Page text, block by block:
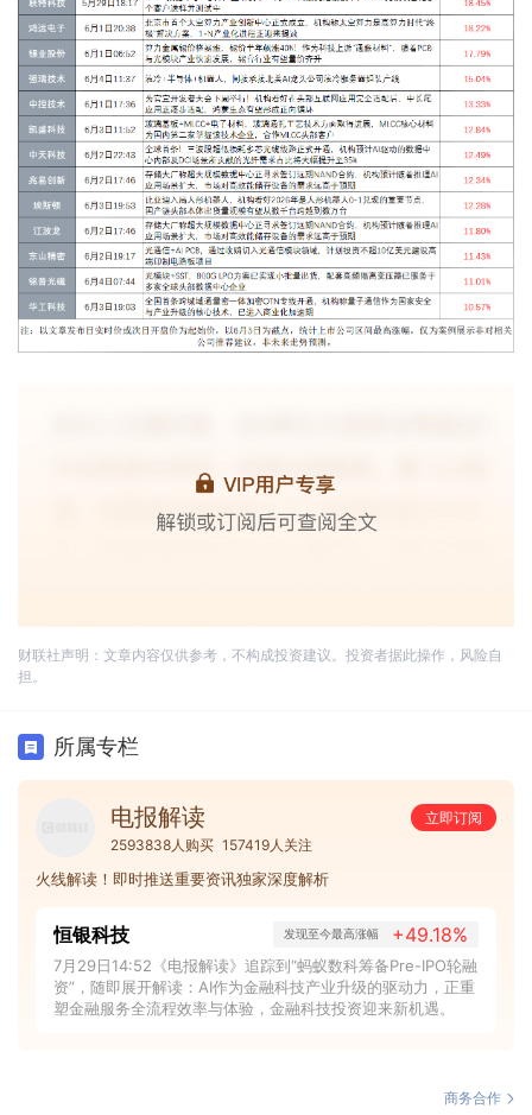
财联社声明：文章内容仅供参考，不构成投资建议。投资者据此操作，风险自
担。
所属专栏
电报解读
立即订阅
2593838人购买 157419人关注
火线解读！即时推送重要资讯独家深度解析
恒银科技 发现至今最高涨幅 +49.18%
7月29日14:52《电报解读》追踪到“蚂蚁数科筹备Pre-IPO轮融
资”，随即展开解读：AI作为金融科技产业升级的驱动力，正重
塑金融服务全流程效率与体验，金融科技投资迎来新机遇。
商务合作